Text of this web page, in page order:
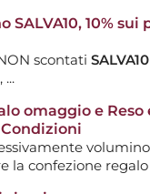
SALVA10, 10%
scontati SALVA10
omaggio e
la confezione regalo